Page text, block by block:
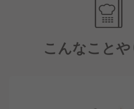
また、勤務地に関しても家庭の
挑戦したいなど、できる限り考
もちろん、Iターン・Uターン勤
【福利厚生について】
こんなこと